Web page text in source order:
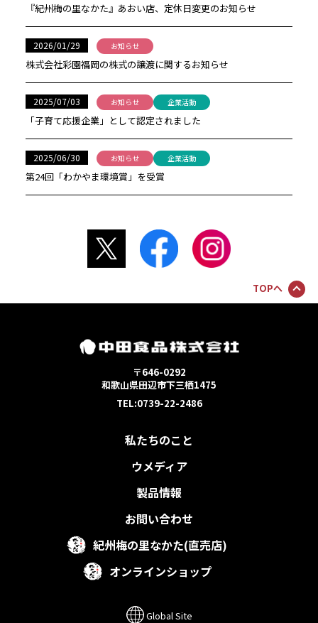
『紀州梅の里なかた』あおい店、定休日変更のお知らせ
2026/01/29 お知らせ
株式会社彩園福岡の株式の譲渡に関するお知らせ
2025/07/03 お知らせ 企業活動
「子育て応援企業」として認定されました
2025/06/30 お知らせ 企業活動
第24回「わかやま環境賞」を受賞
TOPへ
〒646-0292
和歌山県田辺市下三栖1475
TEL:0739-22-2486
私たちのこと
ウメディア
製品情報
お問い合わせ
紀州梅の里なかた(直売店)
オンラインショップ
Global Site